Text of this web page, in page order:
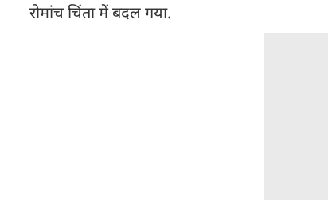
रोमांच चिंता में बदल गया.